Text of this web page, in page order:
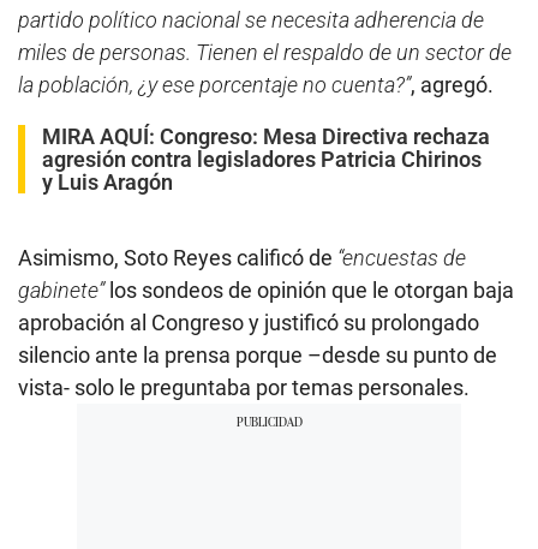
partido político nacional se necesita adherencia de
miles de personas. Tienen el respaldo de un sector de
la población, ¿y ese porcentaje no cuenta?”, agregó.
MIRA AQUÍ: Congreso: Mesa Directiva rechaza
agresión contra legisladores Patricia Chirinos
y Luis Aragón
Asimismo, Soto Reyes calificó de “encuestas de
gabinete”los sondeos de opinión que le otorgan baja
aprobación al Congreso y justificó su prolongado
silencio ante la prensa porque –desde su punto de
vista- solo le preguntaba por temas personales.